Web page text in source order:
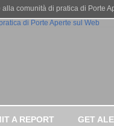
comunità di pratica di Porte
A REPORT GET